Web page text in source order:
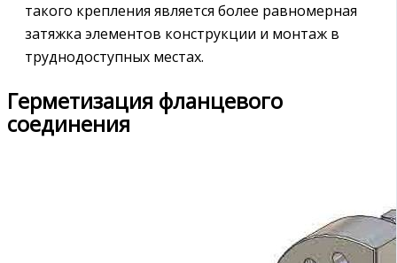
такого крепления является более равномерная
затяжка элементов конструкции и монтаж в
труднодоступных местах.
Герметизация фланцевого
соединения